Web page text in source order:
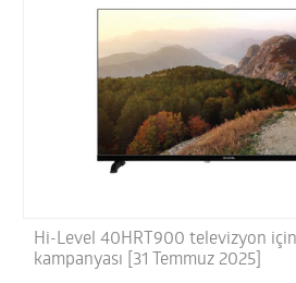
Hi-Level 40HRT900 televizyon için
kampanyası [31 Temmuz 2025]